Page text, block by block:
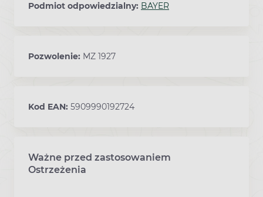
Podmiot odpowiedzialny: BAYER
Pozwolenie: MZ 1927
Kod EAN: 5909990192724
Ważne przed zastosowaniem
Ostrzeżenia